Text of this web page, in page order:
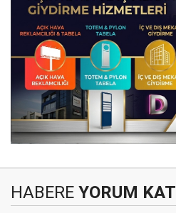
HABERE YORUM KAT